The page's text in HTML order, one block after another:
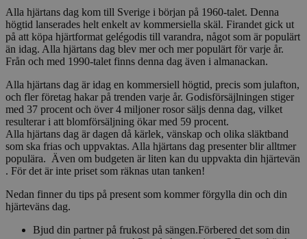
Alla hjärtans dag kom till Sverige i början på 1960-talet. Denna
högtid lanserades helt enkelt av kommersiella skäl. Firandet gick ut
på att köpa hjärtformat gelégodis till varandra, något som är populärt
än idag. Alla hjärtans dag blev mer och mer populärt för varje år.
Från och med 1990-talet finns denna dag även i almanackan.
Alla hjärtans dag är idag en kommersiell högtid, precis som julafton,
och fler företag hakar på trenden varje år. Godisförsäjlningen stiger
med 37 procent och över 4 miljoner rosor säljs denna dag, vilket
resulterar i att blomförsäljning ökar med 59 procent.
Alla hjärtans dag är dagen då kärlek, vänskap och olika släktband
som ska frias och uppvaktas. Alla hjärtans dag presenter blir alltmer
populära. Även om budgeten är liten kan du uppvakta din hjärtevän
. För det är inte priset som räknas utan tanken!
Nedan finner du tips på present som kommer förgylla din och din
hjärteväns dag.
Bjud din partner på frukost på sängen.Förbered det som din